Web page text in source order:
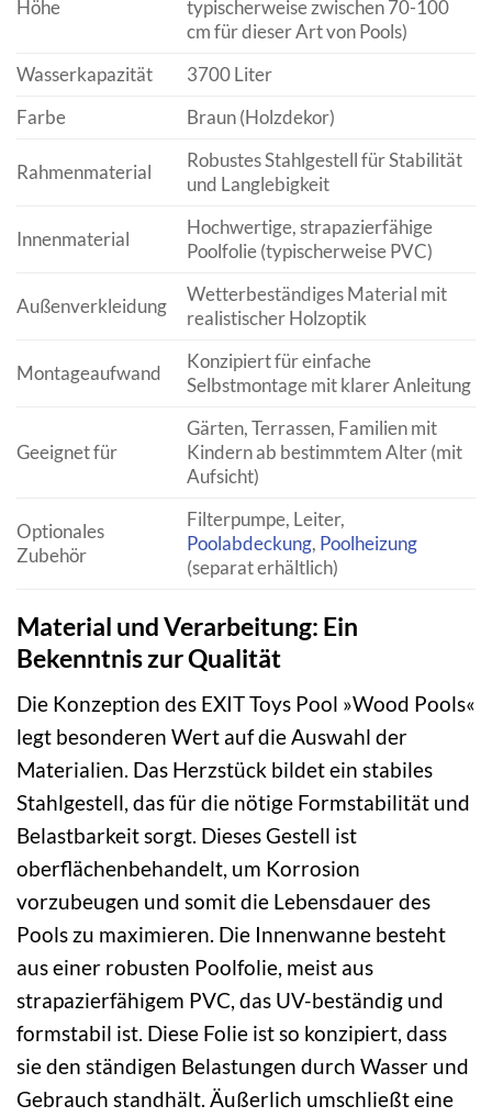
Höhe
typischerweise zwischen 70-100
cm für dieser Art von Pools)
Wasserkapazität
3700 Liter
Farbe
Braun (Holzdekor)
Rahmenmaterial
Robustes Stahlgestell für Stabilität
und Langlebigkeit
Innenmaterial
Hochwertige, strapazierfähige
Poolfolie (typischerweise PVC)
Außenverkleidung
Wetterbeständiges Material mit
realistischer Holzoptik
Montageaufwand
Konzipiert für einfache
Selbstmontage mit klarer Anleitung
Geeignet für
Gärten, Terrassen, Familien mit
Kindern ab bestimmtem Alter (mit
Aufsicht)
Optionales
Zubehör
Filterpumpe, Leiter,
Poolabdeckung, Poolheizung
(separat erhältlich)
Material und Verarbeitung: Ein
Bekenntnis zur Qualität
Die Konzeption des EXIT Toys Pool »Wood Pools«
legt besonderen Wert auf die Auswahl der
Materialien. Das Herzstück bildet ein stabiles
Stahlgestell, das für die nötige Formstabilität und
Belastbarkeit sorgt. Dieses Gestell ist
oberflächenbehandelt, um Korrosion
vorzubeugen und somit die Lebensdauer des
Pools zu maximieren. Die Innenwanne besteht
aus einer robusten Poolfolie, meist aus
strapazierfähigem PVC, das UV-beständig und
formstabil ist. Diese Folie ist so konzipiert, dass
sie den ständigen Belastungen durch Wasser und
Gebrauch standhält. Äußerlich umschließt eine